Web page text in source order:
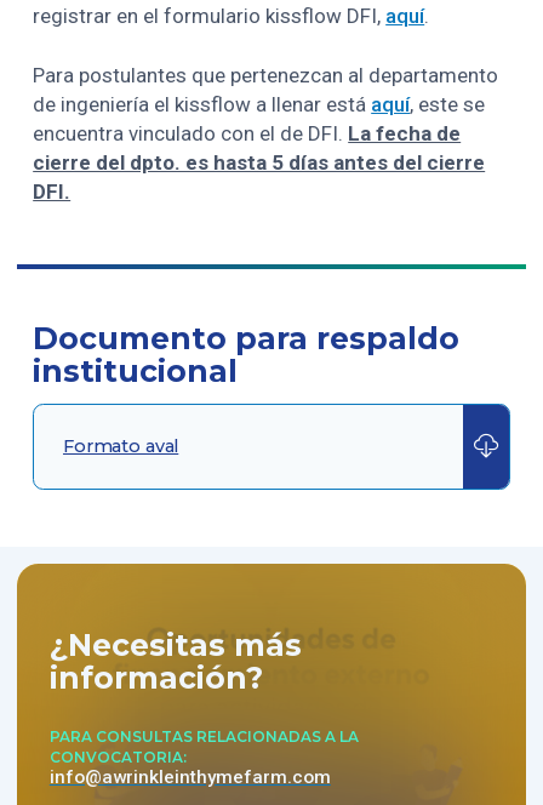
registrar en el formulario kissflow DFI, aquí.
Para postulantes que pertenezcan al departamento
de ingeniería el kissflow a llenar está aquí, este se
encuentra vinculado con el de DFI. La fecha de
cierre del dpto. es hasta 5 días antes del cierre
DFI.
Documento para respaldo
institucional
Formato aval
¿Necesitas más
información?
PARA CONSULTAS RELACIONADAS A LA
CONVOCATORIA
info@awrinkleinthymefarm.com